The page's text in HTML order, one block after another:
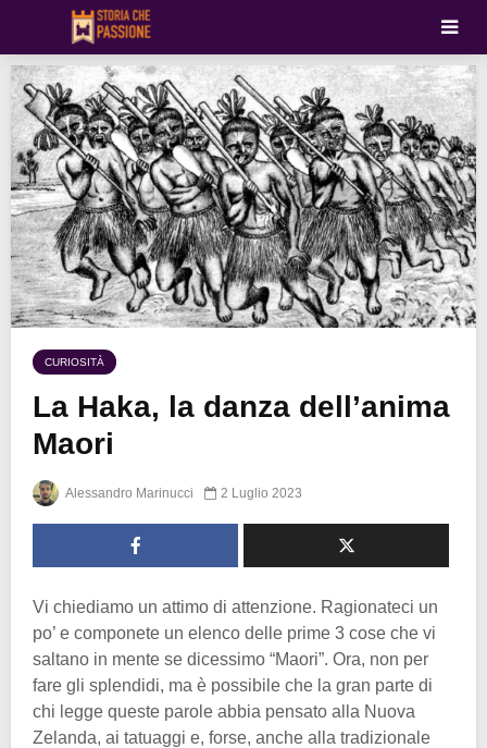
CURIOSITÀ
La Haka, la danza dell’anima
Maori
Alessandro Marinucci 2 Luglio 2023
Vi chiediamo un attimo di attenzione. Ragionateci un
po’ e componete un elenco delle prime 3 cose che vi
saltano in mente se dicessimo “Maori”. Ora, non per
fare gli splendidi, ma è possibile che la gran parte di
chi legge queste parole abbia pensato alla Nuova
Zelanda, ai tatuaggi e, forse, anche alla tradizionale